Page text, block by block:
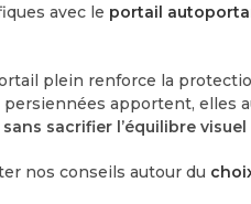
avec le portail
plein renforce la
apportent,
sacrifier l’équilibre visuel
nos conseils autour du